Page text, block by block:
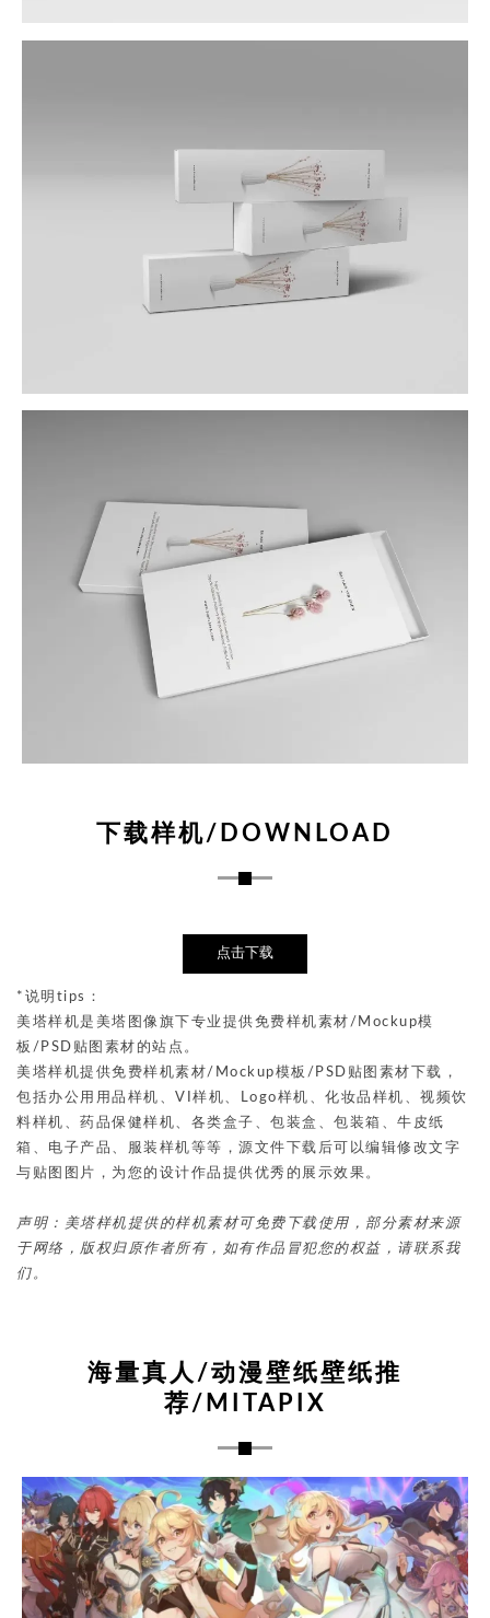
下载样机/DOWNLOAD
点击下载
*说明tips：
美塔样机是美塔图像旗下专业提供免费样机素材/Mockup模
板/PSD贴图素材的站点。
美塔样机提供免费样机素材/Mockup模板/PSD贴图素材下载，
包括办公用用品样机、VI样机、Logo样机、化妆品样机、视频饮
料样机、药品保健样机、各类盒子、包装盒、包装箱、牛皮纸
箱、电子产品、服装样机等等，源文件下载后可以编辑修改文字
与贴图图片，为您的设计作品提供优秀的展示效果。
声明：美塔样机提供的样机素材可免费下载使用，部分素材来源
于网络，版权归原作者所有，如有作品冒犯您的权益，请联系我
们。
海量真人/动漫壁纸壁纸推
荐/MITAPIX